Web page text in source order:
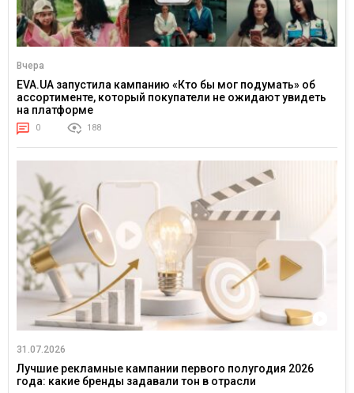
Вчера
EVA.UA запустила кампанию «Кто бы мог подумать» об
ассортименте, который покупатели не ожидают увидеть
на платформе
0 188
31.07.2026
Лучшие рекламные кампании первого полугодия 2026
года: какие бренды задавали тон в отрасли